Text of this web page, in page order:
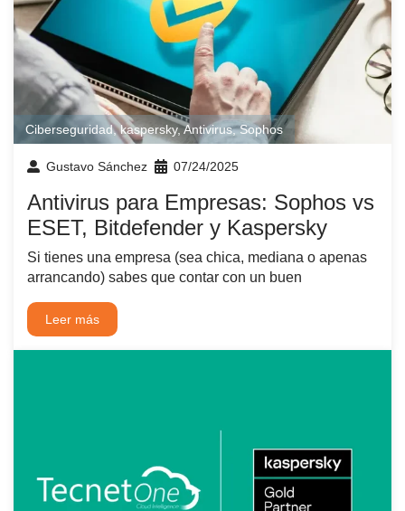
Ciberseguridad,kaspersky,Antivirus,Sophos
Gustavo Sánchez 07/24/2025
Antivirus para Empresas: Sophos vs
ESET, Bitdefender y Kaspersky
Si tienes una empresa (sea chica, mediana o apenas
arrancando) sabes que contar con un buen
Leer más